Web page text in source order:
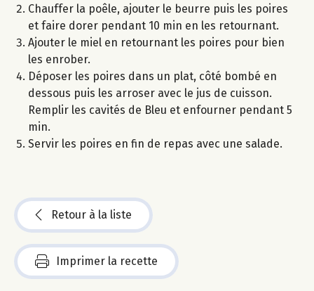
Chauffer la poêle, ajouter le beurre puis les poires
et faire dorer pendant 10 min en les retournant.
Ajouter le miel en retournant les poires pour bien
les enrober.
Déposer les poires dans un plat, côté bombé en
dessous puis les arroser avec le jus de cuisson.
Remplir les cavités de Bleu et enfourner pendant 5
min.
Servir les poires en fin de repas avec une salade.
Retour à la liste
Imprimer la recette